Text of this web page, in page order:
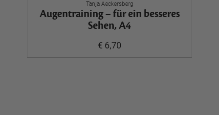
Tanja Aeckersberg
Augentraining – für ein besseres
Sehen, A4
€ 6,70